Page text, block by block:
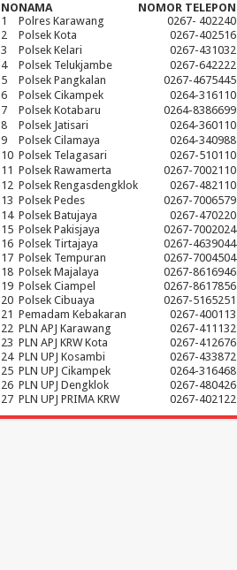
NONAMA
NOMOR TELEPON
1
Polres Karawang
0267- 402240
2
Polsek Kota
0267-402516
3
Polsek Kelari
0267-431032
4
Polsek Telukjambe
0267-642222
5
Polsek Pangkalan
0267-4675445
6
Polsek Cikampek
0264-316110
7
Polsek Kotabaru
0264-8386699
8
Polsek Jatisari
0264-360110
9
Polsek Cilamaya
0264-340988
10 Polsek Telagasari
0267-510110
11 Polsek Rawamerta
0267-7002110
12 Polsek Rengasdengklok
0267-482110
13 Polsek Pedes
0267-7006579
14 Polsek Batujaya
0267-470220
15 Polsek Pakisjaya
0267-7002024
16 Polsek Tirtajaya
0267-4639044
17 Polsek Tempuran
0267-7004504
18 Polsek Majalaya
0267-8616946
19 Polsek Ciampel
0267-8617856
20 Polsek Cibuaya
0267-5165251
21 Pemadam Kebakaran
0267-400113
22 PLN APJ Karawang
0267-411132
23 PLN APJ KRW Kota
0267-412676
24 PLN UPJ Kosambi
0267-433872
25 PLN UPJ Cikampek
0264-316468
26 PLN UPJ Dengklok
0267-480426
27 PLN UPJ PRIMA KRW 0267-402122